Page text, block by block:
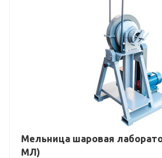
Мельница шаровая
МЛ)